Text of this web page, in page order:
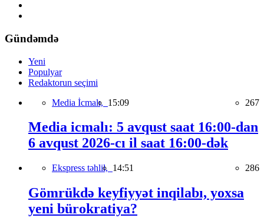
Gündəmdə
Yeni
Populyar
Redaktorun seçimi
Media İcmalı, 15:09 267
Media icmalı: 5 avqust saat 16:00-dan
6 avqust 2026-cı il saat 16:00-dək
Ekspress təhlil, 14:51 286
Gömrükdə keyfiyyət inqilabı, yoxsa
yeni bürokratiya?